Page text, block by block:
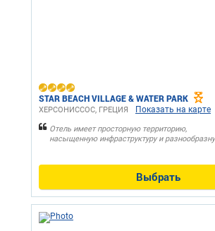
STAR BEACH VILLAGE & WATER PARK
ХЕРСОНИССОС, ГРЕЦИЯ Показать на карте
Отель имеет просторную территорию,
насыщенную инфраструктуру и
Выбрать